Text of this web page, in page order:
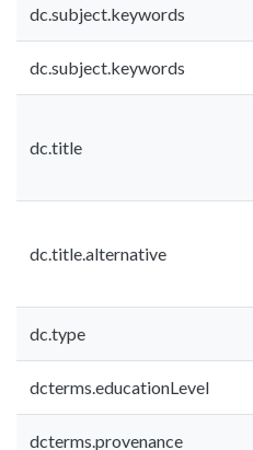
dc.subject.keywords
dc.subject.keywords
dc.title
dc.title.alternative
dc.type
dcterms.educationLevel
dcterms.provenance